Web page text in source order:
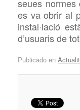
seues normes
es va obrir al
instal·lació
d’usuaris de
Publicado en